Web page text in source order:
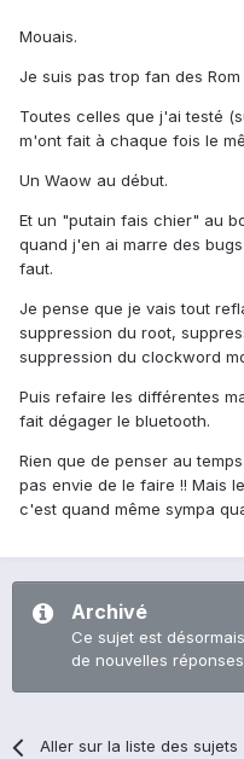
Mouais.
Je suis pas trop fan des Rom
Toutes celles que j'ai testé
m'ont fait à chaque fois le
Un Waow au début.
Et un "putain fais chier" au
quand j'en ai marre des
faut.
Je pense que je vais tout
suppression du root,
suppression du clockword
Puis refaire les différentes
fait dégager le bluetooth.
Rien que de penser au
pas envie de le faire !! Mais
c'est quand même sympa
Archivé
Ce sujet est
de nouvelles
Aller sur la liste des sujets